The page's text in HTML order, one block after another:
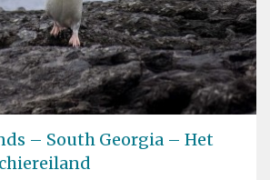
– South Georgia – Het